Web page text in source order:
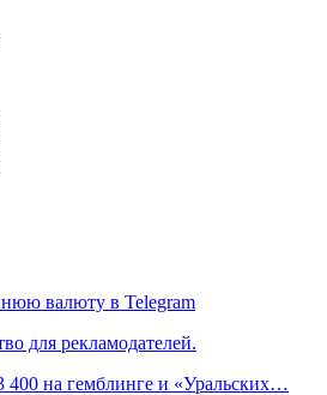
валюту в Telegram
для рекламодателей.
400 на гемблинге и «Уральских…